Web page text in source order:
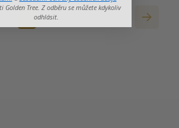
5
Golden Tree. Z odběru se můžete kdykoliv
odhlásit.